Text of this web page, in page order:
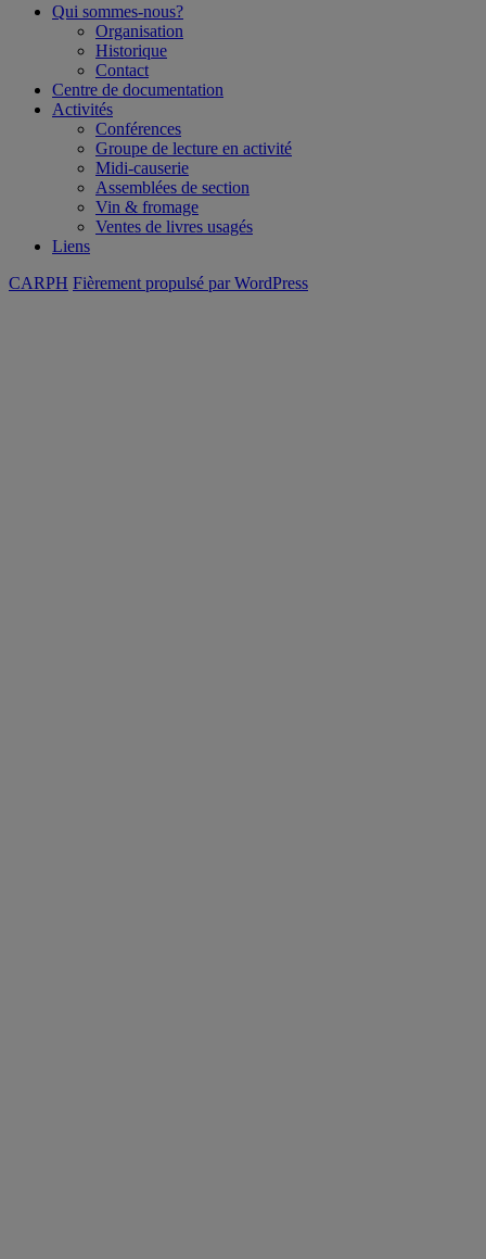
Qui sommes-nous?
Organisation
Historique
Contact
Centre de documentation
Activités
Conférences
Groupe de lecture en activité
Midi-causerie
Assemblées de section
Vin & fromage
Ventes de livres usagés
Liens
CARPH Fièrement propulsé par WordPress